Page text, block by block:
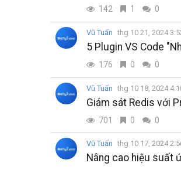
142 1 0
Vũ Tuấn thg 10 21, 2024
5 Plugin VS Code
176 0 0
Vũ Tuấn thg 10 18, 2024
Giám sát Redis với
701 0 0
Vũ Tuấn thg 10 17, 2024
Nâng cao hiệu suất